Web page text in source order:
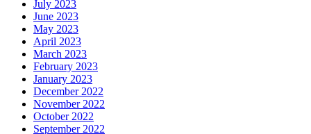
July 2023
June 2023
May 2023
April 2023
March 2023
February 2023
January 2023
December 2022
November 2022
October 2022
September 2022